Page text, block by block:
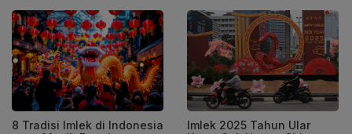
8 Tradisi Imlek di Indonesia
Imlek 2025 Tahun Ular